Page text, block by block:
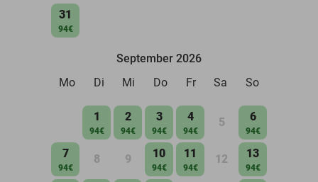
31
94€
September 2026
Mo
Di Mi Do Fr Sa So
1
94€
2
94€
3
94€
4
94€
5 6
94€
7
94€
8 9 10
94€
11
94€
12 13
94€